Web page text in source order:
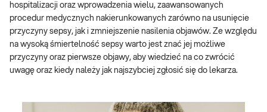
hospitalizacji oraz wprowadzenia wielu, zaawansowanych
procedur medycznych nakierunkowanych zarówno na usunięcie
przyczyny sepsy, jak i zmniejszenie nasilenia objawów. Ze względu
na wysoką śmiertelność sepsy warto jest znać jej możliwe
przyczyny oraz pierwsze objawy, aby wiedzieć na co zwrócić
uwagę oraz kiedy należy jak najszybciej zgłosić się do lekarza.